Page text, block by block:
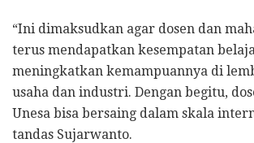
“Ini dimaksudkan agar dosen dan
terus mendapatkan kesempatan
meningkatkan kemampuannya di
usaha dan industri. Dengan begitu,
Unesa bisa bersaing dalam skala
tandas Sujarwanto.